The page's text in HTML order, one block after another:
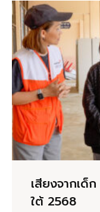
เสียงจากเด็
ใต้ 2568